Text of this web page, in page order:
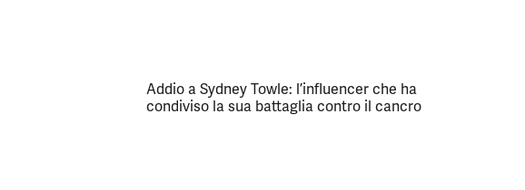
Addio a Sydney Towle: l’influencer che ha
condiviso la sua battaglia contro il cancro